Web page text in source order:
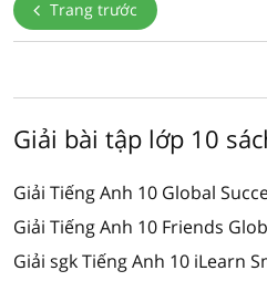
Trang trước
Giải bài tập lớp 10
Giải Tiếng Anh 10 Global
Giải Tiếng Anh 10 Friends
Giải sgk Tiếng Anh 10 iLearn